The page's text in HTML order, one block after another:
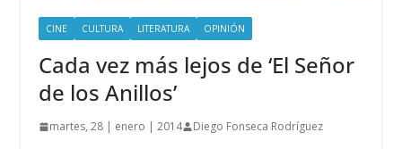
CINE CULTURA LITERATURA OPINIÓN
Cada vez más lejos de ‘El Señor
de los Anillos’
martes, 28 | enero | 2014 Diego Fonseca Rodríguez